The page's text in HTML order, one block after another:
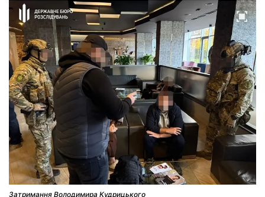
Затримання Володимира Кудрицького